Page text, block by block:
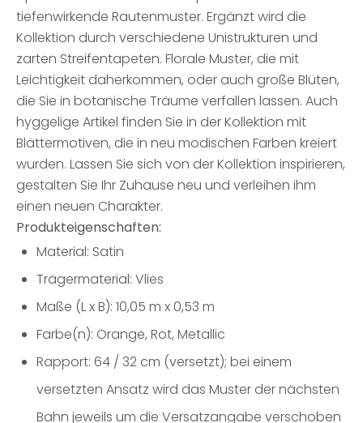
tiefenwirkende Rautenmuster. Ergänzt wird die
Kollektion durch verschiedene Unistrukturen und
zarten Streifentapeten. Florale Muster, die mit
Leichtigkeit daherkommen, oder auch große Blüten,
die Sie in botanische Träume verfallen lassen. Auch
hyggelige Artikel finden Sie in der Kollektion mit
Blättermotiven, die in neu modischen Farben kreiert
wurden. Lassen Sie sich von der Kollektion inspirieren,
gestalten Sie Ihr Zuhause neu und verleihen ihm
einen neuen Charakter.
Produkteigenschaften:
Material: Satin
Trägermaterial: Vlies
Maße (L x B): 10,05 m x 0,53 m
Farbe(n): Orange, Rot, Metallic
Rapport: 64 / 32 cm (versetzt); bei einem
versetzten Ansatz wird das Muster der nächsten
Bahn jeweils um die Versatzangabe verschoben